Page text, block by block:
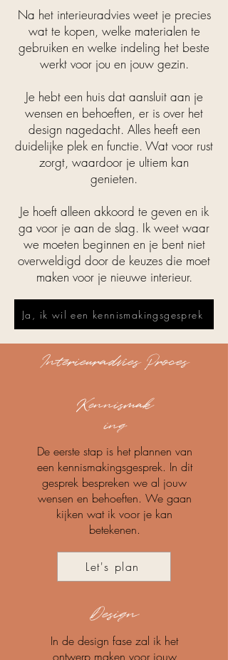
Na het interieuradvies weet je precies
wat te kopen, welke materialen te
gebruiken en welke indeling het beste
werkt voor jou en jouw gezin.
Je hebt een huis dat aansluit aan je
wensen en behoeften, er is over het
design nagedacht. Alles heeft een
duidelijke plek en functie. Wat voor rust
zorgt, waardoor je ultiem kan
genieten.
Je hoeft alleen akkoord te geven en ik
ga voor je aan de slag. Ik weet waar
we moeten beginnen en je bent niet
overweldigd door de keuzes die moet
maken voor je nieuwe interieur.
Ja, ik wil een kennismakingsgesprek
Interieuradvies Proces
Kennismak
ing
De eerste stap is het plannen van
een kennismakingsgesprek. In dit
gesprek bespreken we al jouw
wensen en behoeften. We gaan
kijken wat ik voor je kan
betekenen.
Let's plan
Design
In de design fase zal ik het
ontwerp maken voor jouw